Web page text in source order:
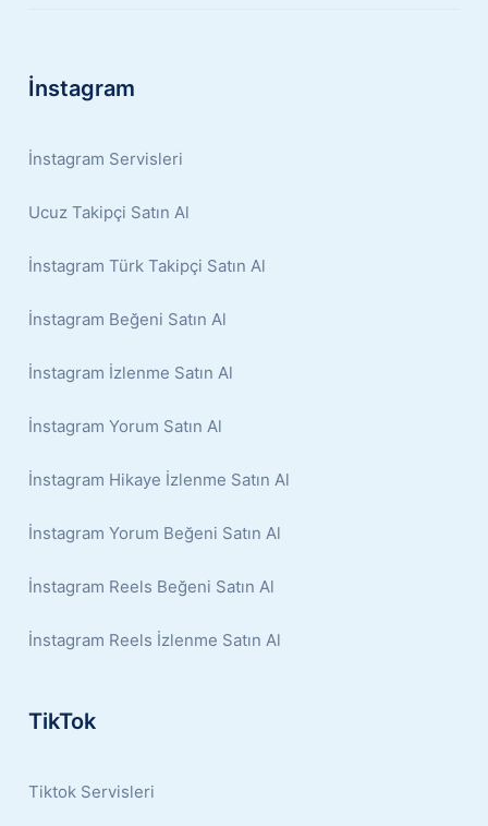
İnstagram
İnstagram Servisleri
Ucuz Takipçi Satın Al
İnstagram Türk Takipçi Satın Al
İnstagram Beğeni Satın Al
İnstagram İzlenme Satın Al
İnstagram Yorum Satın Al
İnstagram Hikaye İzlenme Satın Al
İnstagram Yorum Beğeni Satın Al
İnstagram Reels Beğeni Satın Al
İnstagram Reels İzlenme Satın Al
TikTok
Tiktok Servisleri